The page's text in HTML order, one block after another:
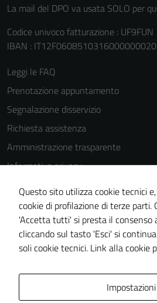
La mail del DPO va usata SOLO per
Codice univoco fatturazione : UF9FUN
IBAN :
Leggi le FAQ
Prenotazione appuntamento
Segnalazione disservizio
Richiesta assistenza
Amministrazione trasparente
Informativa privacy
Cookie Policy
Note legali
Dichiarazione di accessibilità
Piano di miglioramento del sito
Questo sito utilizza cookie tecnici
cookie di profilazione di terze parti.
'Accetta tutti' si presta il consenso
cliccando sul tasto 'Esci' si
soli cookie tecnici. Link alla cookie
Impostazioni